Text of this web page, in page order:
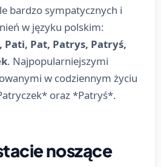
bardzo sympatycznych i
w języku polskim:
Pat, Patrys, Patryś,
. Najpopularniejszymi
w codziennym życiu
oraz *Patryś*.
noszące